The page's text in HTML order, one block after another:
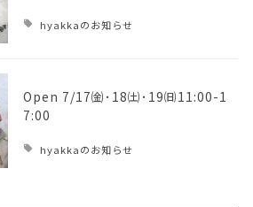
hyakkaのお知らせ
Open 7/17㈮･18㈯･19㈰11:00-1
7:00
hyakkaのお知らせ